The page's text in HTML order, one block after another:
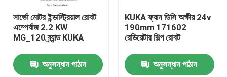
ভিআর শো
আমাদের সম্পর্কে
সার্ভো মোটর ইন্ডাস্ট্রিয়াল রোবট
এম্পের্যাজ 2.2 KW
MG_120 ব্র্যান্ড KUKA
অনুসন্ধান পাঠান
KUKA ফ্যান ডিসি অক্ষীয় 24v
190mm 171602
রেডিয়েটার শিল্প রোবট
অনুসন্ধান পাঠান